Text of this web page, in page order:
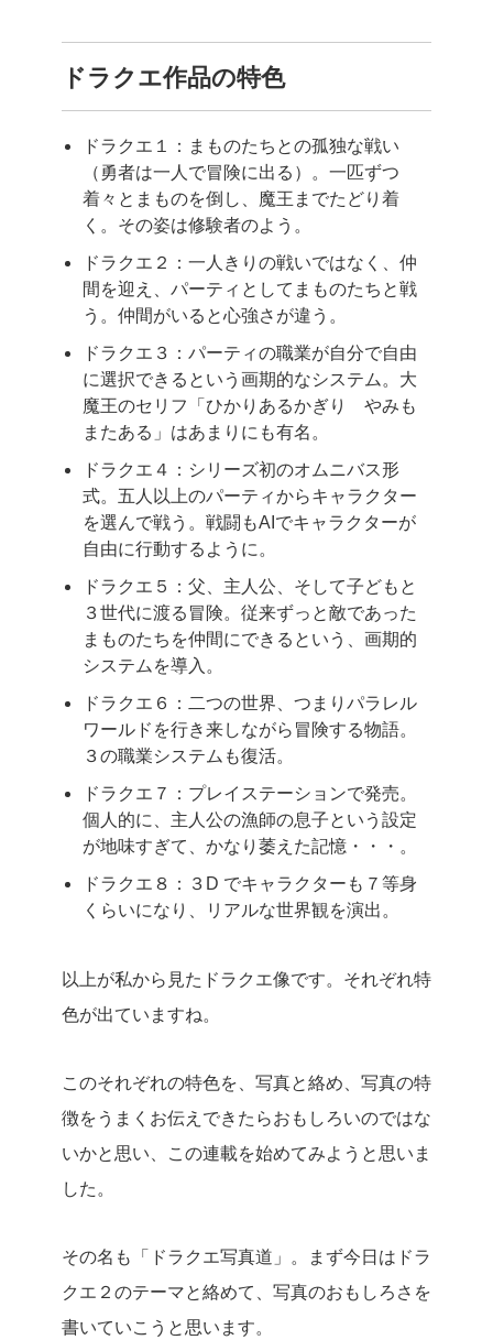
ドラクエ作品の特色
ドラクエ１：まものたちとの孤独な戦い
（勇者は一人で冒険に出る）。一匹ずつ
着々とまものを倒し、魔王までたどり着
く。その姿は修験者のよう。
ドラクエ２：一人きりの戦いではなく、仲
間を迎え、パーティとしてまものたちと戦
う。仲間がいると心強さが違う。
ドラクエ３：パーティの職業が自分で自由
に選択できるという画期的なシステム。大
魔王のセリフ「ひかりあるかぎり やみも
またある」はあまりにも有名。
ドラクエ４：シリーズ初のオムニバス形
式。五人以上のパーティからキャラクター
を選んで戦う。戦闘もAIでキャラクターが
自由に行動するように。
ドラクエ５：父、主人公、そして子どもと
３世代に渡る冒険。従来ずっと敵であった
まものたちを仲間にできるという、画期的
システムを導入。
ドラクエ６：二つの世界、つまりパラレル
ワールドを行き来しながら冒険する物語。
３の職業システムも復活。
ドラクエ７：プレイステーションで発売。
個人的に、主人公の漁師の息子という設定
が地味すぎて、かなり萎えた記憶・・・。
ドラクエ８：３D でキャラクターも７等身
くらいになり、リアルな世界観を演出。
以上が私から見たドラクエ像です。それぞれ特
色が出ていますね。
このそれぞれの特色を、写真と絡め、写真の特
徴をうまくお伝えできたらおもしろいのではな
いかと思い、この連載を始めてみようと思いま
した。
その名も「ドラクエ写真道」。まず今日はドラ
クエ２のテーマと絡めて、写真のおもしろさを
書いていこうと思います。